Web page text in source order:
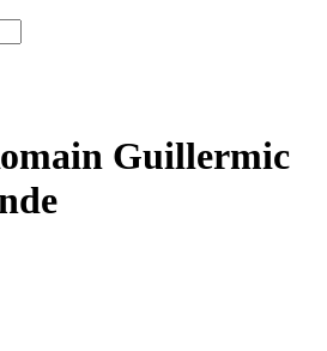
Guillermic